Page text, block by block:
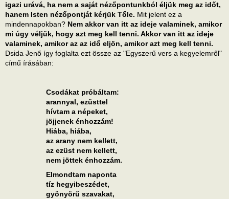
igazi urává, ha nem a saját nézőpontunkból éljük meg az időt,
hanem Isten nézőpontját kérjük Tőle. Mit jelent ez a
mindennapokban? Nem akkor van itt az ideje valaminek, amikor
mi úgy véljük, hogy azt meg kell tenni. Akkor van itt az ideje
valaminek, amikor az az idő eljön, amikor azt meg kell tenni.
Dsida Jenő így foglalta ezt össze az "Egyszerű vers a kegyelemről"
című írásában:
Csodákat próbáltam:
arannyal, ezüsttel
hívtam a népeket,
jöjjenek énhozzám!
Hiába, hiába,
az arany nem kellett,
az ezüst nem kellett,
nem jöttek énhozzám.
Elmondtam naponta
tíz hegyibeszédet,
gyönyörű szavakat,